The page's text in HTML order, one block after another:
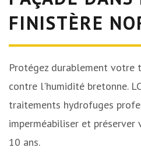
FINISTÈRE
Protégez durablement votre
contre l'humidité bretonne.
traitements hydrofuges
imperméabiliser et préserver
10 ans.